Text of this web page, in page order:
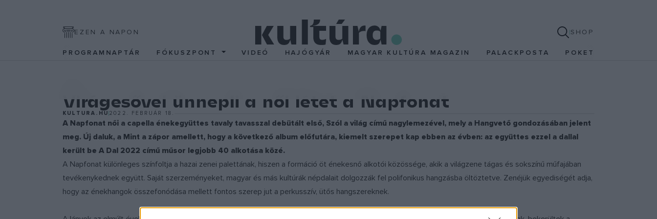
EZEN A NAPON SHOP
PROGRAMNAPTÁR FÓKUSZPONT VIDEÓ HAJÓGYÁR MAGYAR KULTÚRA MAGAZIN PALACKPOSTA POKET
Virágesővel ünnepli a női létet a Napfonat
KULTURA.HU 2022. FEBRUÁR 18.
A Napfonat női a capella énekegyüttes tavaly tavasszal debütált első, Szól a világ című nagylemezével, mely a Hangvető gondozásában jelent
meg. Új daluk, a Mint a zápor amellett, hogy a következő album előfutára, kiemelt szerepet kap ebben az évben: az együttes ezzel a dallal
került be A Dal 2022 című műsor legjobb 40 alkotása közé.
A Napfonat különleges színfoltja a hazai zenei palettának, hiszen a formáció öt énekesnő alkotói közössége, akik a világzene tágas és sokszínű műfajában
tevékenykednek együtt. Saját szerzeményeket, magyar és más kultúrák népdalait dolgozzák fel polifonikus hangzásba öltöztetve. Zenéjük egyediségét adja,
hogy az énekhangok összefonódása mellett fontos szerep jut a perkusszív, ütős hangszereknek.